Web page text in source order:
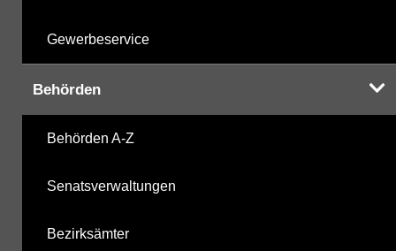
Gewerbeservice
Behörden
Behörden A-Z
Senatsverwaltungen
Bezirksämter